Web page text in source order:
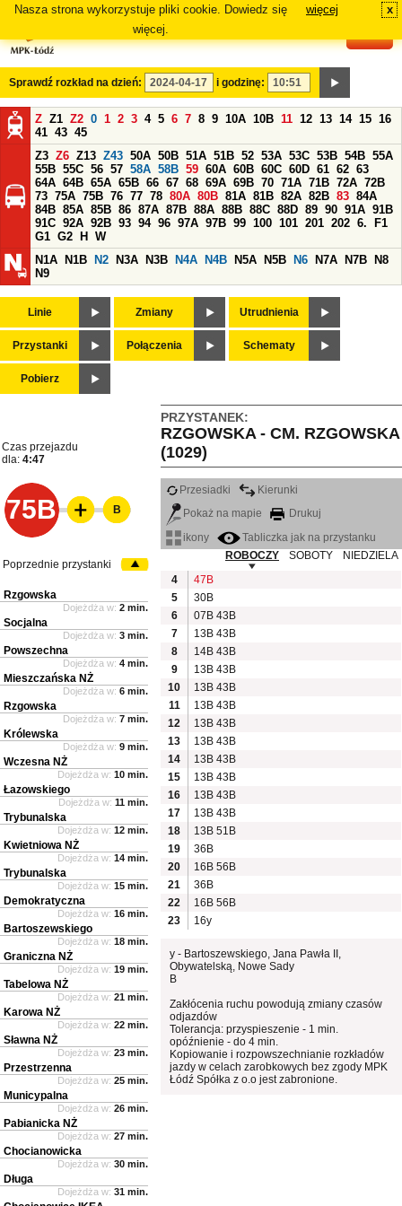
Nasza strona wykorzystuje pliki cookie. Dowiedz się
więcej.
więcej x
Sprawdź rozkład na dzień: i godzinę:
Z Z1 Z2 0 1 2 3 4 5 6 7 8 9 10A 10B 11 12 13 14 15 16
41 43 45
Z3 Z6 Z13 Z43 50A 50B 51A 51B 52 53A 53C 53B 54B 55A
55B 55C 56 57 58A 58B 59 60A 60B 60C 60D 61 62 63
64A 64B 65A 65B 66 67 68 69A 69B 70 71A 71B 72A 72B
73 75A 75B 76 77 78 80A 80B 81A 81B 82A 82B 83 84A
84B 85A 85B 86 87A 87B 88A 88B 88C 88D 89 90 91A 91B
91C 92A 92B 93 94 96 97A 97B 99 100 101 201 202 6.
F1
G1 G2 H
W
N1A
N1B N2 N3A N3B N4A N4B N5A N5B N6 N7A N7B
N8
N9
Linie Zmiany Utrudnienia
Przystanki Połączenia Schematy
Pobierz
PRZYSTANEK:
RZGOWSKA - CM. RZGOWSKA
(1029)
Czas przejazdu
dla: 4:47
75B
Przesiadki
Kierunki
Pokaż na mapie
Drukuj
ikony
Tabliczka jak na przystanku
ROBOCZY
SOBOTY
NIEDZIELA
4
47B
5
30B
6
07B 43B
7
13B 43B
8
14B 43B
9
13B 43B
10
13B 43B
11
13B 43B
12
13B 43B
13
13B 43B
14
13B 43B
15
13B 43B
16
13B 43B
17
13B 43B
18
13B 51B
19
36B
20
16B 56B
21
36B
22
16B 56B
23
16y
y - Bartoszewskiego, Jana Pawła II,
Obywatelską, Nowe Sady
B
Zakłócenia ruchu powodują zmiany czasów
odjazdów
Tolerancja: przyspieszenie - 1 min.
opóźnienie - do 4 min.
Kopiowanie i rozpowszechnianie rozkładów
jazdy w celach zarobkowych bez zgody MPK
Łódź Spółka z o.o jest zabronione.
B
Poprzednie przystanki
Rzgowska
Dojeżdża w: 2 min.
Socjalna
Dojeżdża w: 3 min.
Powszechna
Dojeżdża w: 4 min.
Mieszczańska NŻ
Dojeżdża w: 6 min.
Rzgowska
Dojeżdża w: 7 min.
Królewska
Dojeżdża w: 9 min.
Wczesna NŻ
Dojeżdża w: 10 min.
Łazowskiego
Dojeżdża w: 11 min.
Trybunalska
Dojeżdża w: 12 min.
Kwietniowa NŻ
Dojeżdża w: 14 min.
Trybunalska
Dojeżdża w: 15 min.
Demokratyczna
Dojeżdża w: 16 min.
Bartoszewskiego
Dojeżdża w: 18 min.
Graniczna NŻ
Dojeżdża w: 19 min.
Tabelowa NŻ
Dojeżdża w: 21 min.
Karowa NŻ
Dojeżdża w: 22 min.
Sławna NŻ
Dojeżdża w: 23 min.
Przestrzenna
Dojeżdża w: 25 min.
Municypalna
Dojeżdża w: 26 min.
Pabianicka NŻ
Dojeżdża w: 27 min.
Chocianowicka
Dojeżdża w: 30 min.
Długa
Dojeżdża w: 31 min.